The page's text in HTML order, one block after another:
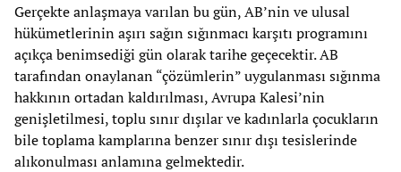
Gerçekte anlaşmaya varılan bu gün, AB’nin ve ulusal
hükümetlerinin aşırı sağın sığınmacı karşıtı programını
açıkça benimsediği gün olarak tarihe geçecektir. AB
tarafından onaylanan “çözümlerin” uygulanması sığınma
hakkının ortadan kaldırılması, Avrupa Kalesi’nin
genişletilmesi, toplu sınır dışılar ve kadınlarla çocukların
bile toplama kamplarına benzer sınır dışı tesislerinde
alıkonulması anlamına gelmektedir.